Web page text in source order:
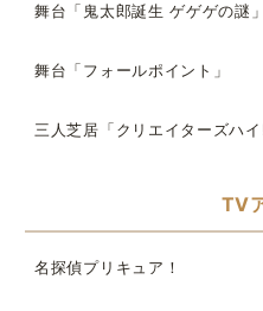
舞台「鬼太郎誕生 ゲゲゲの謎」
舞台「フォールポイント」
三人芝居「クリエイターズハイ
TV
名探偵プリキュア！